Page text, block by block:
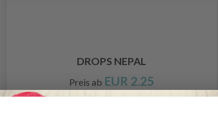
DROPS NEPAL
Preis ab EUR 2.25